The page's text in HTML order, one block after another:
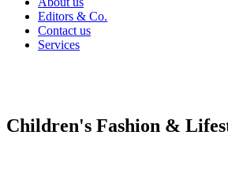
Editors & Co.
Contact us
Services
Children's Fashion &